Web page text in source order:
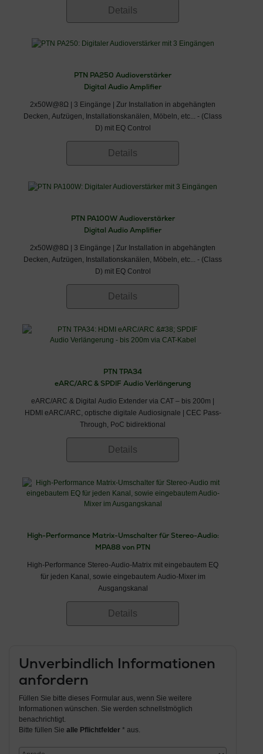
Details
PTN PA250 Audioverstärker
Digital Audio Amplifier
2x50W@8Ω | 3 Eingänge | Zur Installation in abgehängten
Decken, Aufzügen, Installationskanälen, Möbeln, etc... - (Class
D) mit EQ Control
Details
PTN PA100W Audioverstärker
Digital Audio Amplifier
2x50W@8Ω | 3 Eingänge | Zur Installation in abgehängten
Decken, Aufzügen, Installationskanälen, Möbeln, etc... - (Class
D) mit EQ Control
Details
PTN TPA34
eARC/ARC & SPDIF Audio Verlängerung
eARC/ARC & Digital Audio Extender via CAT – bis 200m |
HDMI eARC/ARC, optische digitale Audiosignale | CEC Pass-
Through, PoC bidirektional
Details
High-Performance Matrix-Umschalter für Stereo-Audio:
MPA88 von PTN
High-Performance Stereo-Audio-Matrix mit eingebautem EQ
für jeden Kanal, sowie eingebautem Audio-Mixer im
Ausgangskanal
Details
Unverbindlich Informationen
anfordern
Füllen Sie bitte dieses Formular aus, wenn Sie weitere
Informationen wünschen. Sie werden schnellstmöglich
benachrichtigt.
Bitte füllen Sie alle Pflichtfelder * aus.